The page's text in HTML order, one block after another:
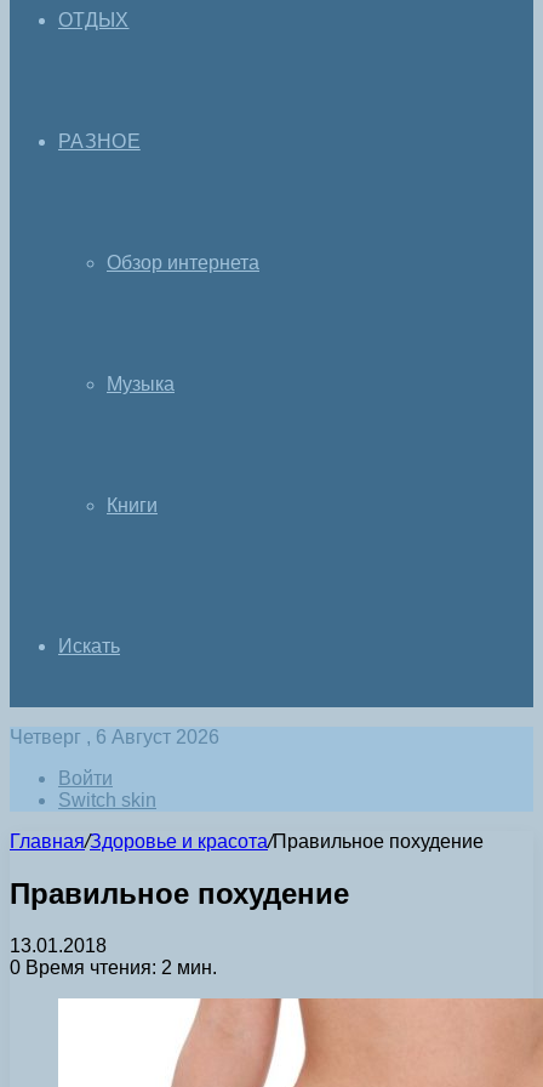
ОТДЫХ
РАЗНОЕ
Обзор интернета
Музыка
Книги
Искать
Четверг , 6 Август 2026
Войти
Switch skin
Главная/Здоровье и красота/Правильное похудение
Правильное похудение
13.01.2018
0 Время чтения: 2 мин.